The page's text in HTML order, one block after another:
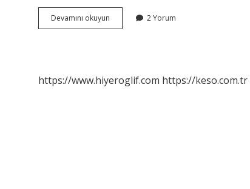
Devamını okuyun
Gr
Var
2 Yorum
https://www.hiyeroglif.com https://keso.com.tr